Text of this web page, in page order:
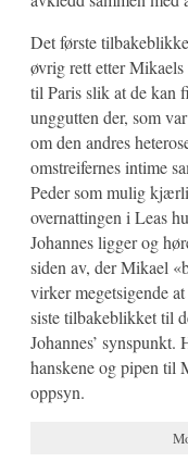
Det første
øvrig rett etter
til Paris slik at de kan
unggutten der, som
om den andres
omstreifernes intime
Peder som mulig
overnattingen i Leas
Johannes ligger og
siden av, der Mikael
virker megetsigende
siste tilbakeblikket til
Johannes’ synspunkt.
hanskene og pipen til
oppsyn.